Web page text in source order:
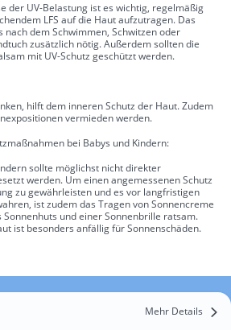
der UV-Belastung ist es wichtig, regelmäßig
LFS auf die Haut aufzutragen. Das
nach dem Schwimmen, Schwitzen oder
zusätzlich nötig. Außerdem sollten die
mit UV-Schutz geschützt werden.
hilft dem inneren Schutz der Haut. Zudem
vermieden werden.
bei Babys und Kindern:
sollte möglichst nicht direkter
werden. Um einen angemessenen Schutz
zu gewährleisten und es vor langfristigen
ist zudem das Tragen von Sonnencreme
Sonnenhuts und einer Sonnenbrille ratsam.
ist besonders anfällig für Sonnenschäden.
Mehr Details